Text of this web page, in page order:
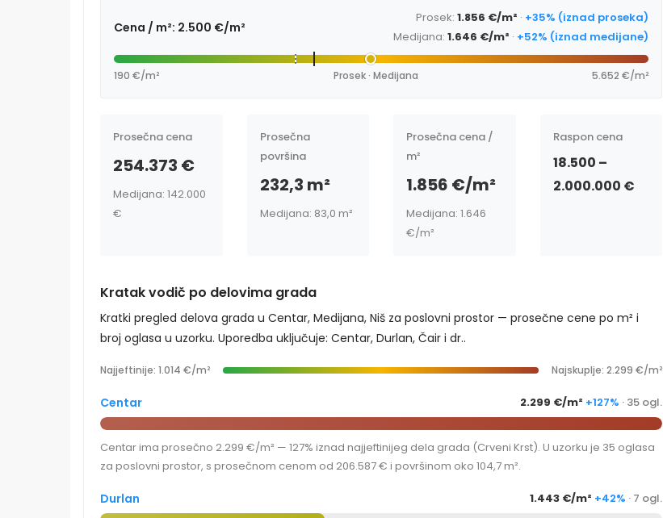
Cena / m²: 2.500 €/m²
Prosek: 1.856 €/m² · +35% (iznad proseka)
Medijana: 1.646 €/m² · +52% (iznad medijane)
190 €/m² Prosek · Medijana 5.652 €/m²
Prosečna cena
254.373 €
Medijana: 142.000
€
Prosečna
površina
232,3 m²
Medijana: 83,0 m²
Prosečna cena /
m²
1.856 €/m²
Medijana: 1.646
€/m²
Raspon cena
18.500 –
2.000.000 €
Kratak vodič po delovima grada
Kratki pregled delova grada u Centar, Medijana, Niš za poslovni prostor — prosečne cene po m² i
broj oglasa u uzorku. Uporedba uključuje: Centar, Durlan, Čair i dr..
Najjeftinije: 1.014 €/m² Najskuplje: 2.299 €/m²
Centar 2.299 €/m² +127% · 35 ogl.
Centar ima prosečno 2.299 €/m² — 127% iznad najjeftinijeg dela grada (Crveni Krst). U uzorku je 35 oglasa
za poslovni prostor, s prosečnom cenom od 206.587 € i površinom oko 104,7 m².
Durlan 1.443 €/m² +42% · 7 ogl.